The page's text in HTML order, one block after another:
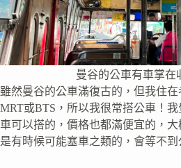
曼谷的公車有車掌在
雖然曼谷的公車滿復古的，但我住
MRT或BTS，所以我很常搭公車！
車可以搭的，價格也都滿便宜的，大
是有時候可能塞車之類的，會等不到